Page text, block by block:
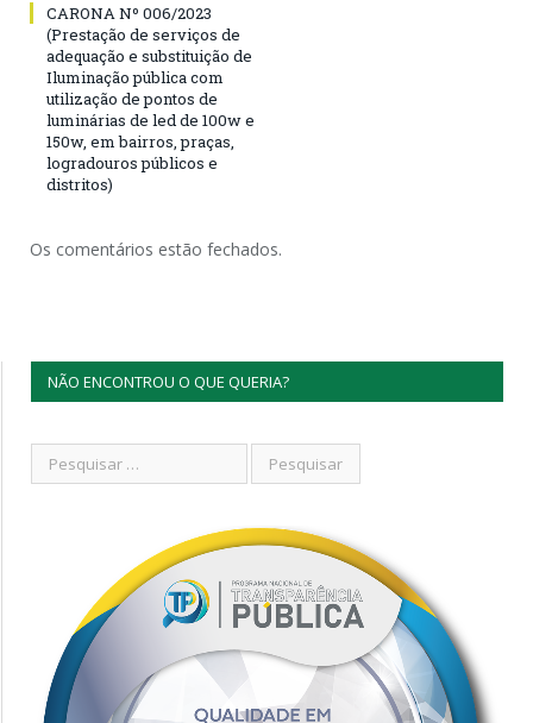
CARONA Nº 006/2023
(Prestação de serviços de
adequação e substituição de
Iluminação pública com
utilização de pontos de
luminárias de led de 100w e
150w, em bairros, praças,
logradouros públicos e
distritos)
Os comentários estão fechados.
NÃO ENCONTROU O QUE QUERIA?